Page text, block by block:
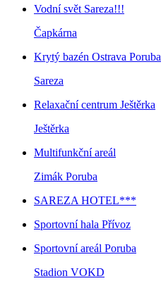
Vodní svět Sareza!!!
Čapkárna
Krytý bazén Ostrava Poruba
Sareza
Relaxační centrum Ještěrka
Ještěrka
Multifunkční areál
Zimák Poruba
SAREZA HOTEL***
Sportovní hala Přívoz
Sportovní areál Poruba
Stadion VOKD